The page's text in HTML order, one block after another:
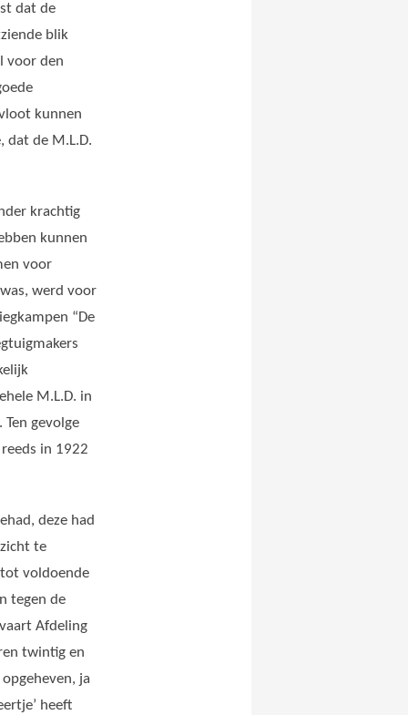
dat de
blik
voor den
kunnen
dat de M.L.D.
krachtig
kunnen
voor
werd voor
“De
M.L.D. in
gevolge
in 1922
deze had
te
voldoende
tegen de
Afdeling
twintig en
ja
heeft